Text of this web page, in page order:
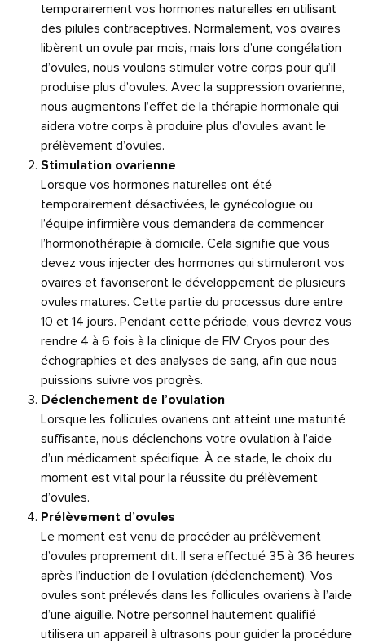
temporairement vos hormones naturelles en utilisant
des pilules contraceptives. Normalement, vos ovaires
libèrent un ovule par mois, mais lors d’une congélation
d’ovules, nous voulons stimuler votre corps pour qu’il
produise plus d’ovules. Avec la suppression ovarienne,
nous augmentons l’effet de la thérapie hormonale qui
aidera votre corps à produire plus d’ovules avant le
prélèvement d’ovules.
Stimulation ovarienne
Lorsque vos hormones naturelles ont été
temporairement désactivées, le gynécologue ou
l’équipe infirmière vous demandera de commencer
l’hormonothérapie à domicile. Cela signifie que vous
devez vous injecter des hormones qui stimuleront vos
ovaires et favoriseront le développement de plusieurs
ovules matures. Cette partie du processus dure entre
10 et 14 jours. Pendant cette période, vous devrez vous
rendre 4 à 6 fois à la clinique de FIV Cryos pour des
échographies et des analyses de sang, afin que nous
puissions suivre vos progrès.
Déclenchement de l’ovulation
Lorsque les follicules ovariens ont atteint une maturité
suffisante, nous déclenchons votre ovulation à l’aide
d’un médicament spécifique. À ce stade, le choix du
moment est vital pour la réussite du prélèvement
d’ovules.
Prélèvement d’ovules
Le moment est venu de procéder au prélèvement
d’ovules proprement dit. Il sera effectué 35 à 36 heures
après l’induction de l’ovulation (déclenchement). Vos
ovules sont prélevés dans les follicules ovariens à l’aide
d’une aiguille. Notre personnel hautement qualifié
utilisera un appareil à ultrasons pour guider la procédure